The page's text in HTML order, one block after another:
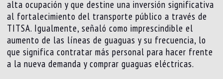
alta ocupación y que destine una inversión significativa
al fortalecimiento del transporte público a través de
TITSA. Igualmente, señaló como imprescindible el
aumento de las líneas de guaguas y su frecuencia, lo
que significa contratar más personal para hacer frente
a la nueva demanda y comprar guaguas eléctricas.